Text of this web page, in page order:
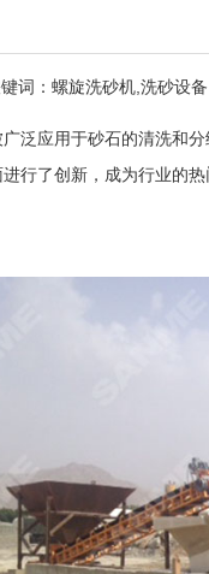
词： 螺旋洗砂机,洗砂设备
应用于砂石的清洗和分
行了创新，成为行业的